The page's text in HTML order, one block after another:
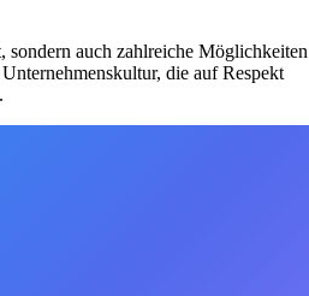
auch zahlreiche Möglichkeiten
die auf Respekt